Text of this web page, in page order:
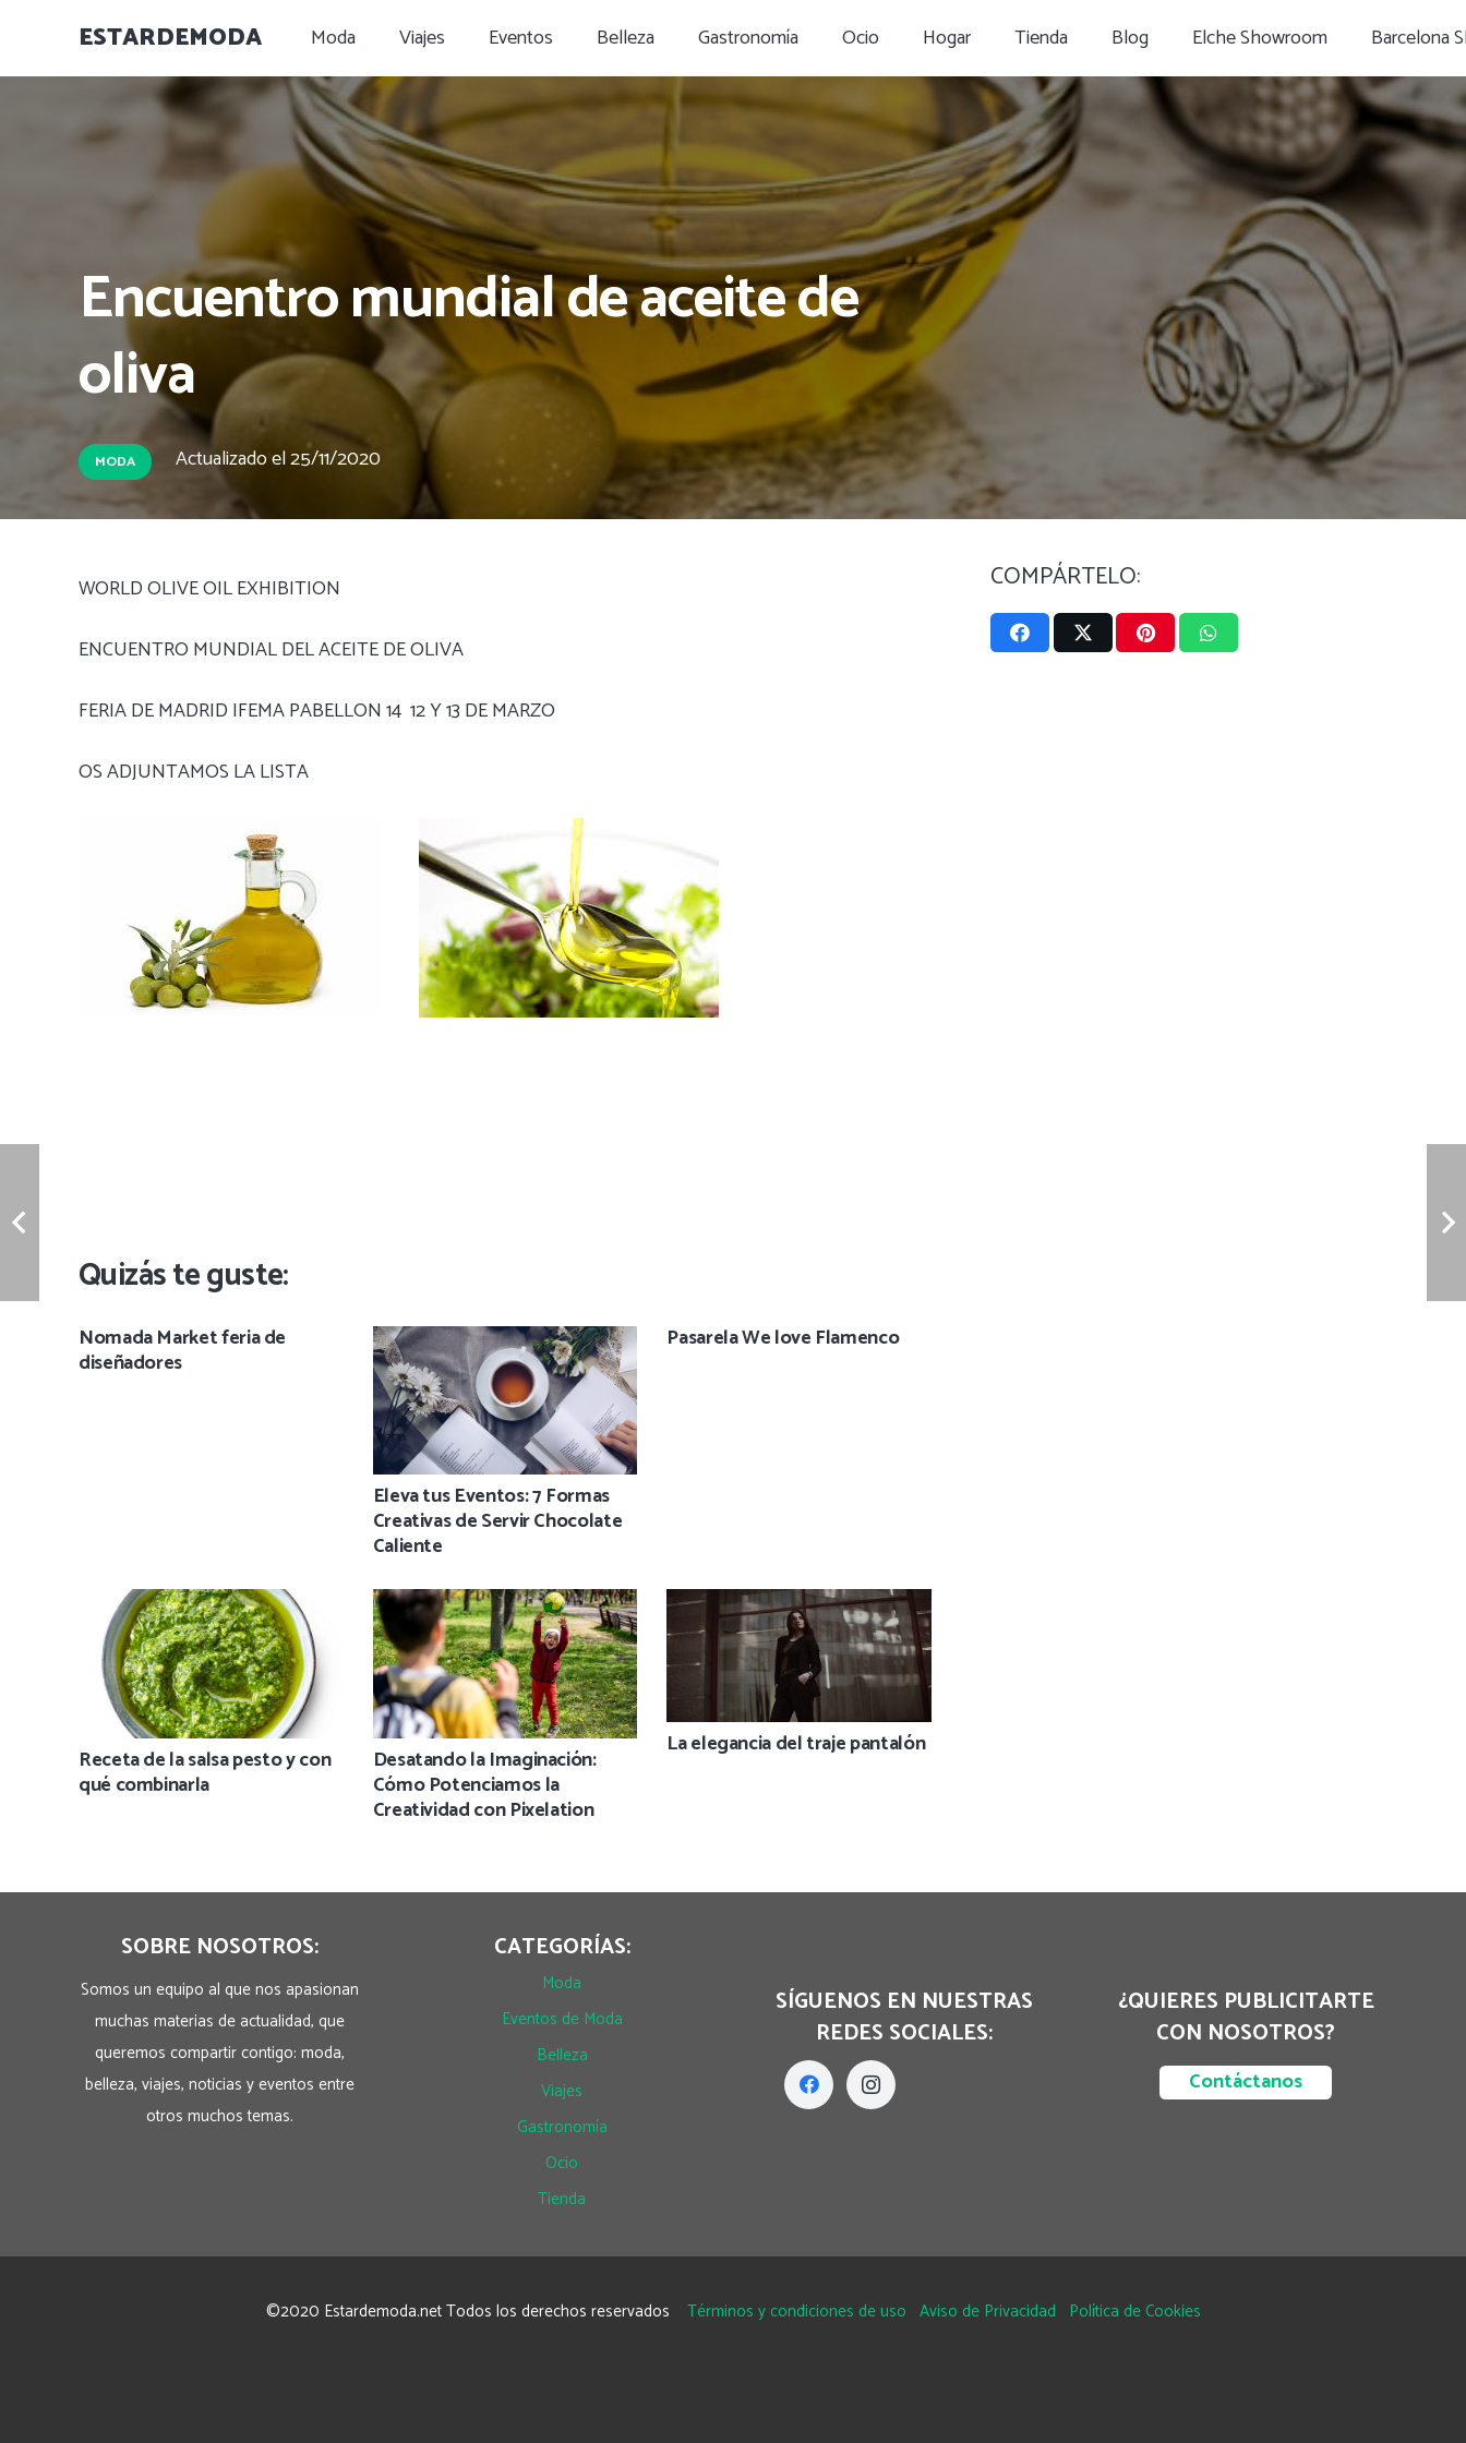
ESTARDEMODA Moda Viajes Eventos Belleza Gastronomía Ocio Hogar Tienda Blog Elche Showroom Barcelona
Encuentro mundial de aceite de
oliva
MODA Actualizado el25/11/2020
WORLD OLIVE OIL EXHIBITION
ENCUENTRO MUNDIAL DEL ACEITE DE OLIVA
FERIA DE MADRID IFEMA PABELLON 14 12 Y 13 DE MARZO
OS ADJUNTAMOS LA LISTA
Quizás te guste:
Nomada Market feria de
diseñadores
Eleva tus Eventos: 7 Formas
Creativas de Servir Chocolate
Caliente
Pasarela We love Flamenco
Receta de la salsa pesto y con
qué combinarla
Desatando la Imaginación:
Cómo Potenciamos la
Creatividad con Pixelation
La elegancia del traje pantalón
COMPÁRTELO:
SOBRE NOSOTROS:
Somos un equipo al que nos apasionan
muchas materias de actualidad, que
queremos compartir contigo: moda,
belleza, viajes, noticias y eventos entre
otros muchos temas.
CATEGORÍAS:
Moda
Eventos de Moda
Belleza
Viajes
Gastronomía
Ocio
Tienda
SÍGUENOS EN NUESTRAS
REDES SOCIALES:
¿QUIERES PUBLICITARTE
CON NOSOTROS?
Contáctanos
©2020 Estardemoda.net Todos los derechos reservados Términos y condiciones de uso Aviso de Privacidad Política de Cookies